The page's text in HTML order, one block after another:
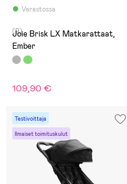
Varastossa
(9)
Joie Brisk LX Matkarattaat,
Ember
109,90 €
Testivoittaja
Ilmaiset toimituskulut